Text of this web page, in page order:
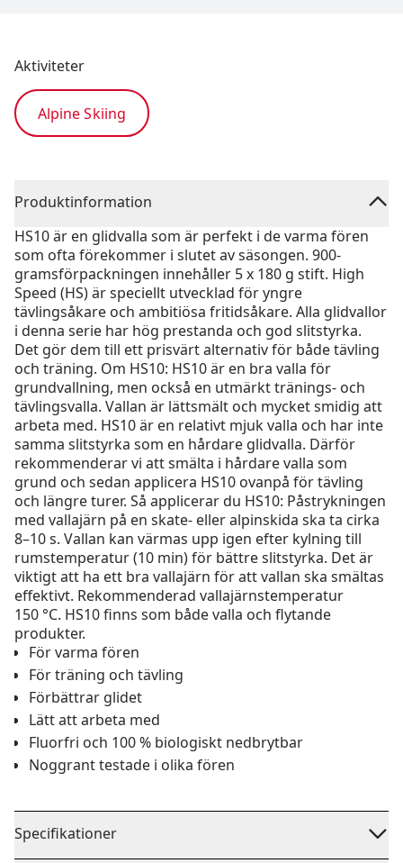
Aktiviteter
Alpine Skiing
Produktinformation
HS10 är en glidvalla som är perfekt i de varma fören
som ofta förekommer i slutet av säsongen. 900-
gramsförpackningen innehåller 5 x 180 g stift. High
Speed (HS) är speciellt utvecklad för yngre
tävlingsåkare och ambitiösa fritidsåkare. Alla glidvallor
i denna serie har hög prestanda och god slitstyrka.
Det gör dem till ett prisvärt alternativ för både tävling
och träning. Om HS10: HS10 är en bra valla för
grundvallning, men också en utmärkt tränings- och
tävlingsvalla. Vallan är lättsmält och mycket smidig att
arbeta med. HS10 är en relativt mjuk valla och har inte
samma slitstyrka som en hårdare glidvalla. Därför
rekommenderar vi att smälta i hårdare valla som
grund och sedan applicera HS10 ovanpå för tävling
och längre turer. Så applicerar du HS10: Påstrykningen
med vallajärn på en skate- eller alpinskida ska ta cirka
8–10 s. Vallan kan värmas upp igen efter kylning till
rumstemperatur (10 min) för bättre slitstyrka. Det är
viktigt att ha ett bra vallajärn för att vallan ska smältas
effektivt. Rekommenderad vallajärnstemperatur
150 °C. HS10 finns som både valla och flytande
produkter.
För varma fören
För träning och tävling
Förbättrar glidet
Lätt att arbeta med
Fluorfri och 100 % biologiskt nedbrytbar
Noggrant testade i olika fören
Specifikationer